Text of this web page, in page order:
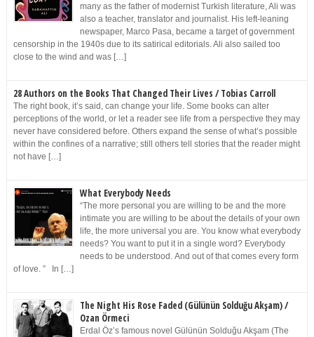
many as the father of modernist Turkish literature, Ali was
also a teacher, translator and journalist. His left-leaning
newspaper, Marco Pasa, became a target of government
censorship in the 1940s due to its satirical editorials. Ali also sailed too
close to the wind and was […]
28 Authors on the Books That Changed Their Lives / Tobias Carroll
The right book, it’s said, can change your life. Some books can alter
perceptions of the world, or let a reader see life from a perspective they may
never have considered before. Others expand the sense of what’s possible
within the confines of a narrative; still others tell stories that the reader might
not have […]
What Everybody Needs
“The more personal you are willing to be and the more
intimate you are willing to be about the details of your own
life, the more universal you are. You know what everybody
needs? You want to put it in a single word? Everybody
needs to be understood. And out of that comes every form
of love. ” In […]
The Night His Rose Faded (Gülünün Solduğu Akşam) /
Ozan Örmeci
Erdal Öz’s famous novel Gülünün Solduğu Akşam (The